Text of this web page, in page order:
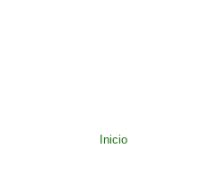
Inicio